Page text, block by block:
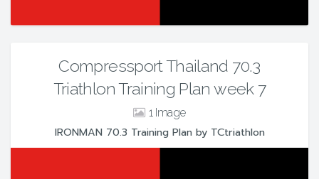
Compressport Thailand 70.3
Triathlon Training Plan week 7
1
IRONMAN 70.3 Training Plan by TCtriathlon